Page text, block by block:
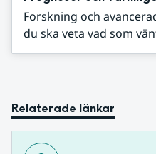
Forskning och
du ska veta vad som
Relaterade länkar